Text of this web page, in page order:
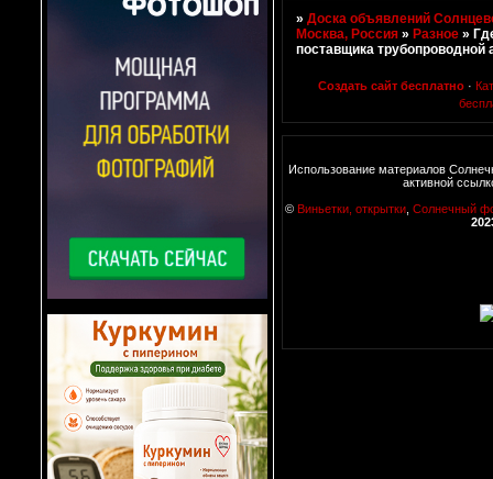
»Доска объявлений
Москва, Россия »Разное »
поставщика трубопроводной
Создать сайт бесплатно ·
Использование материалов
активной
© Виньетки, открытки, Солнечный